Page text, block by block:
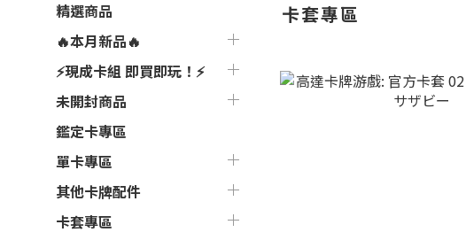
精選商品
🔥本月新品🔥
⚡️現成卡組 即買即玩！⚡️
未開封商品
鑑定卡專區
單卡專區
其他卡牌配件
卡套專區
卡套專區